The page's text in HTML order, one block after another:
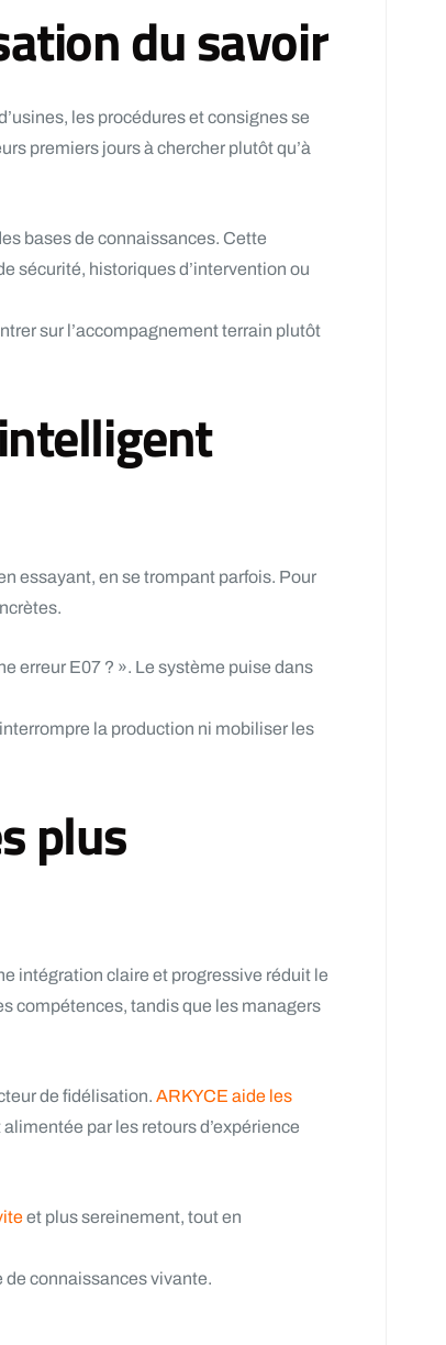
du savoir
les procédures et consignes se
premiers jours à chercher plutôt qu’à
bases de connaissances. Cette
sécurité, historiques d’intervention ou
sur l’accompagnement terrain plutôt
essayant, en se trompant parfois. Pour
erreur E07 ? ». Le système puise dans
la production ni mobiliser les
plus
intégration claire et progressive réduit le
compétences, tandis que les managers
de fidélisation. ARKYCE aide les
par les retours d’expérience
et plus sereinement, tout en
de connaissances vivante.